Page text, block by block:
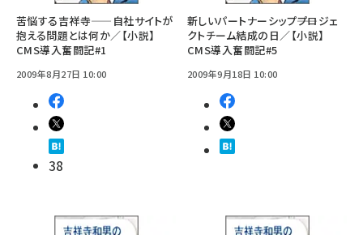
苦悩する吉祥寺——自社サイトが
抱える問題とは何か／【小説】
CMS導入奮闘記#1
2009年8月27日 10:00
38
新しいパートナーシップ――プロジェ
クトチーム結成の日／【小説】
CMS導入奮闘記#5
2009年9月18日 10:00